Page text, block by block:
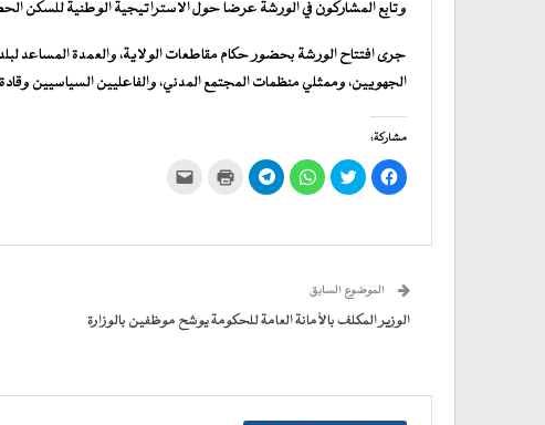
وتابع المشاركون في الورشة عرضا حول الاستراتيجية الوطنية للسكن
جرى افتتاح الورشة بحضور حكام مقاطعات الولاية، والعمدة المساعد
الجهويين، وممثلي منظمات المجتمع المدني، والفاعليين السياسيين
مشاركة:
انقر
للمشاركة
على
اضغط
للمشاركة
على
انقر
للمشاركة
على
انقر
للمشاركة
اضغط
للطباعة
جديدة)
الموضوع السابق
الوزير المكلف بالأمانة العامة للحكومة يوشح موظفين بالوزارة